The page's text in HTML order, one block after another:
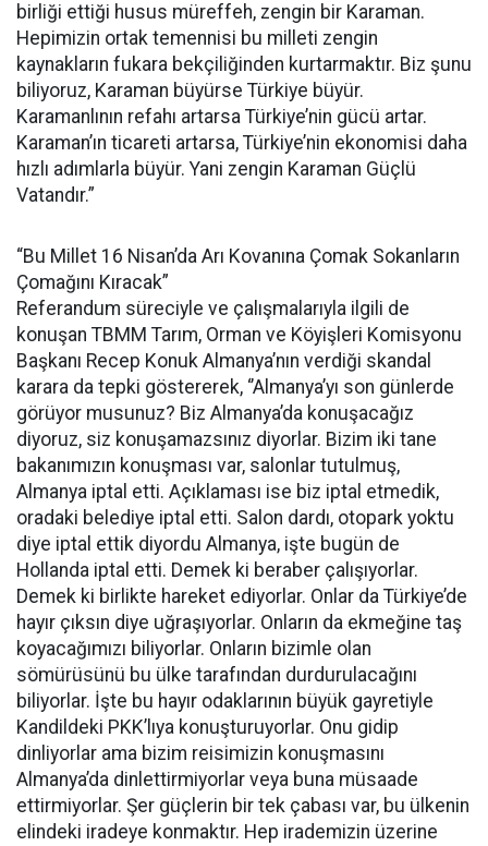
birliği ettiği husus müreffeh, zengin bir Karaman.
Hepimizin ortak temennisi bu milleti zengin
kaynakların fukara bekçiliğinden kurtarmaktır. Biz şunu
biliyoruz, Karaman büyürse Türkiye büyür.
Karamanlının refahı artarsa Türkiye’nin gücü artar.
Karaman’ın ticareti artarsa, Türkiye’nin ekonomisi daha
hızlı adımlarla büyür. Yani zengin Karaman Güçlü
Vatandır.”
“Bu Millet 16 Nisan’da Arı Kovanına Çomak Sokanların
Çomağını Kıracak”
Referandum süreciyle ve çalışmalarıyla ilgili de
konuşan TBMM Tarım, Orman ve Köyişleri Komisyonu
Başkanı Recep Konuk Almanya’nın verdiği skandal
karara da tepki göstererek, ‘’Almanya’yı son günlerde
görüyor musunuz? Biz Almanya’da konuşacağız
diyoruz, siz konuşamazsınız diyorlar. Bizim iki tane
bakanımızın konuşması var, salonlar tutulmuş,
Almanya iptal etti. Açıklaması ise biz iptal etmedik,
oradaki belediye iptal etti. Salon dardı, otopark yoktu
diye iptal ettik diyordu Almanya, işte bugün de
Hollanda iptal etti. Demek ki beraber çalışıyorlar.
Demek ki birlikte hareket ediyorlar. Onlar da Türkiye’de
hayır çıksın diye uğraşıyorlar. Onların da ekmeğine taş
koyacağımızı biliyorlar. Onların bizimle olan
sömürüsünü bu ülke tarafından durdurulacağını
biliyorlar. İşte bu hayır odaklarının büyük gayretiyle
Kandildeki PKK’lıya konuşturuyorlar. Onu gidip
dinliyorlar ama bizim reisimizin konuşmasını
Almanya’da dinlettirmiyorlar veya buna müsaade
ettirmiyorlar. Şer güçlerin bir tek çabası var, bu ülkenin
elindeki iradeye konmaktır. Hep irademizin üzerine